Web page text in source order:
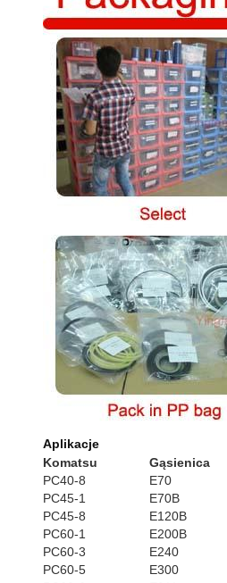
Aplikacje
Komatsu
Gąsienica
PC40-8
E70
PC45-1
E70B
PC45-8
E120B
PC60-1
E200B
PC60-3
E240
PC60-5
E300